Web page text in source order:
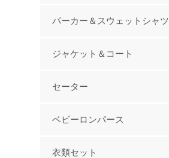
パーカー＆スウェットシャツ
ジャケット＆コート
セーター
ベビーロンパース
衣類セット